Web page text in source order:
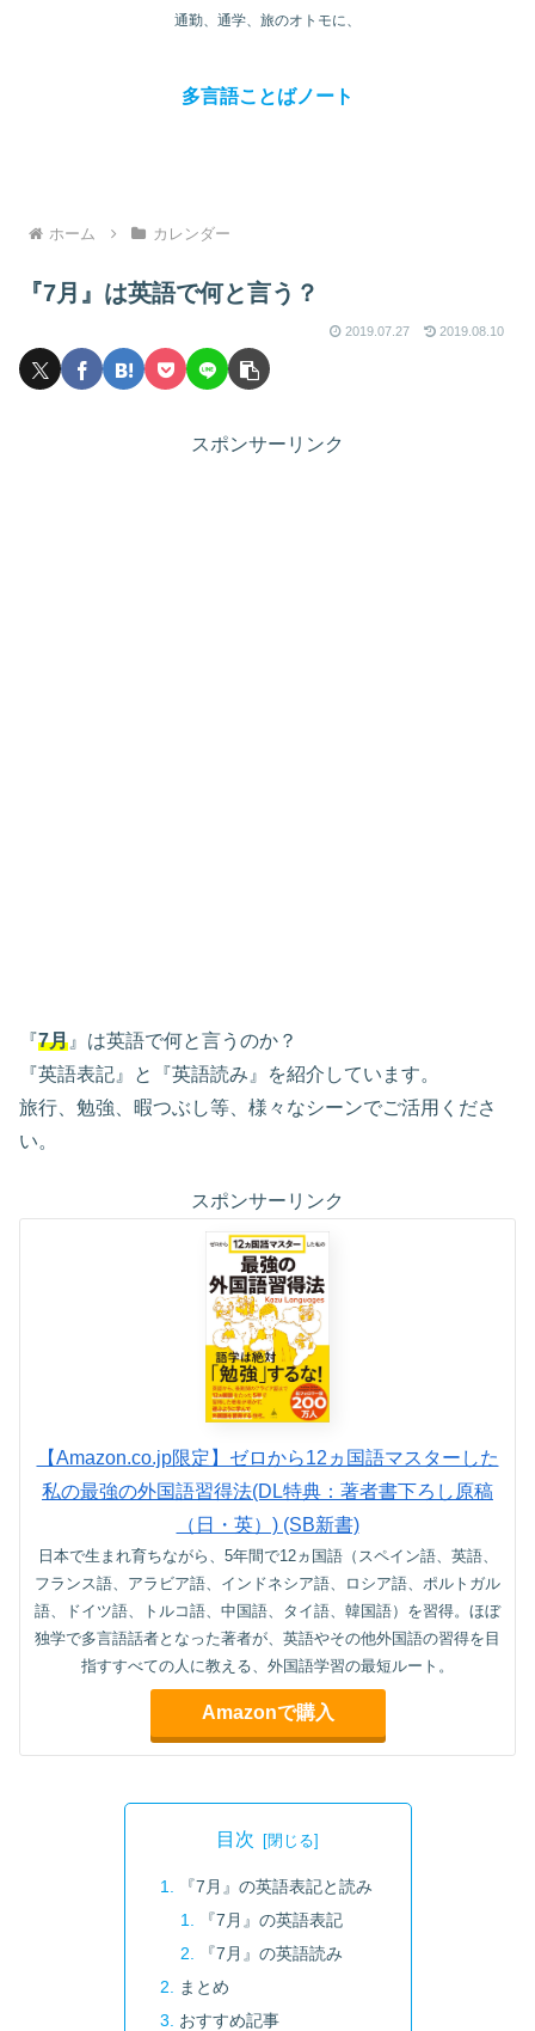
通勤、通学、旅のオトモに、
多言語ことばノート
ホーム カレンダー
『7月』は英語で何と言う？
2019.07.27 2019.08.10
スポンサーリンク
『7月 』は英語で何と言うのか？
『英語表記』と『英語読み』を紹介しています。
旅行、勉強、暇つぶし等、様々なシーンでご活用くださ
い。
スポンサーリンク
【Amazon.co.jp限定】ゼロから12ヵ国語マスターした
私の最強の外国語習得法(DL特典：著者書下ろし原稿
（日・英）) (SB新書)
日本で生まれ育ちながら、5年間で12ヵ国語（スペイン語、英語、
フランス語、アラビア語、インドネシア語、ロシア語、ポルトガル
語、ドイツ語、トルコ語、中国語、タイ語、韓国語）を習得。ほぼ
独学で多言語話者となった著者が、英語やその他外国語の習得を目
指すすべての人に教える、外国語学習の最短ルート。
Amazonで購入
目次
『7月』の英語表記と読み
『7月』の英語表記
『7月』の英語読み
まとめ
おすすめ記事